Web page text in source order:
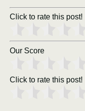
Click to rate this post!
Our Score
Click to rate this post!